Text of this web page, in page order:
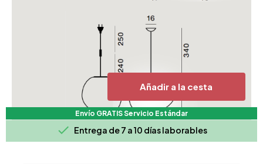
Añadir a la cesta
Envío GRATIS Servicio Estándar
 Entrega de 7 a 10 días laborables